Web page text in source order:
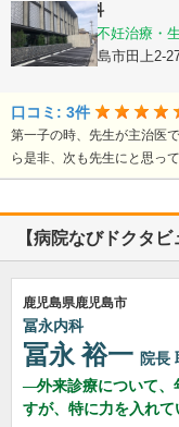
徳永産婦人科
産科, 婦人科(不妊治療・
鹿児島県鹿児島市田上2-
口コミ: 3件
第一子の時、先生が主治医
ら是非、次も先生にと思っ
【病院なびドクタ
鹿児島県鹿児島市
冨永内科
冨永 裕一 院長
外来診療について、
すが、特に力を入れ